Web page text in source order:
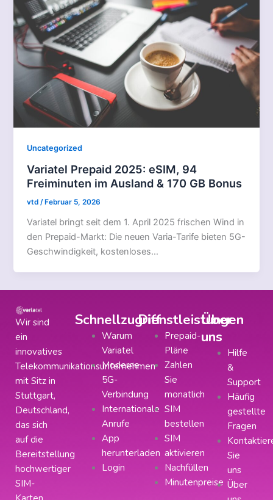
Uncategorized
Variatel Prepaid 2025: eSIM, 94
Freiminuten im Ausland & 170 GB Bonus
vtd/ Februar 5, 2026
Variatel bringt seit dem 1. April 2025 frischen Wind in
den Prepaid-Markt: Die neuen Varia-Tarife bieten 5G-
Geschwindigkeit, kostenloses…
Wir sind
ein
innovatives
Telekommunikationsunternehmen
mit Sitz in
Stuttgart,
Deutschland,
das sich
auf die
Bereitstellung
hochwertiger
SIM-
Schnellzugriff
Warum
Variatel
Moderne
5G-
Verbindung
Internationale
Anrufe
App
herunterladen
Login
Dienstleistungen
Prepaid-
Pläne
Zahlen
Sie
monatlich
SIM
bestellen
SIM
aktivieren
Nachfüllen
Minutenpreise
Über
uns
Hilfe
&
Support
Häufig
gestellte
Fragen
Sie
uns
Über